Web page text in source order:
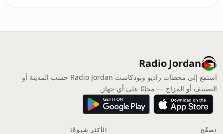
Radio Jordan
استمع إلى محطات راديو وبودكاست Radio Jordan حسب المدينة أو
التصنيف أو المزاج — مجانًا على أي جهاز.
تصفّح الأكثر شيوعًا